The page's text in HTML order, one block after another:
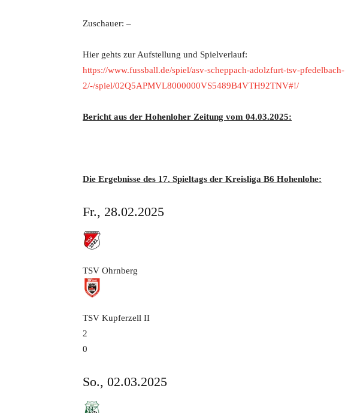
Zuschauer: –
Hier gehts zur Aufstellung und Spielverlauf:
https://www.fussball.de/spiel/asv-scheppach-adolzfurt-tsv-pfedelbach-
2/-/spiel/02Q5APMVL8000000VS5489B4VTH92TNV#!/
Bericht aus der Hohenloher Zeitung vom 04.03.2025:
Die Ergebnisse des 17. Spieltags der Kreisliga B6 Hohenlohe:
Fr., 28.02.2025
TSV Ohrnberg
TSV Kupferzell II
2
0
So., 02.03.2025